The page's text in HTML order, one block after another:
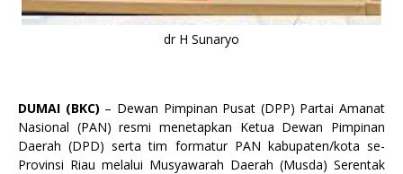
dr H Sunaryo
DUMAI (BKC) – Dewan Pimpinan Pusat (DPP) Partai Amanat
Nasional (PAN) resmi menetapkan Ketua Dewan Pimpinan
Daerah (DPD) serta tim formatur PAN kabupaten/kota se-
Provinsi Riau melalui Musyawarah Daerah (Musda) Serentak